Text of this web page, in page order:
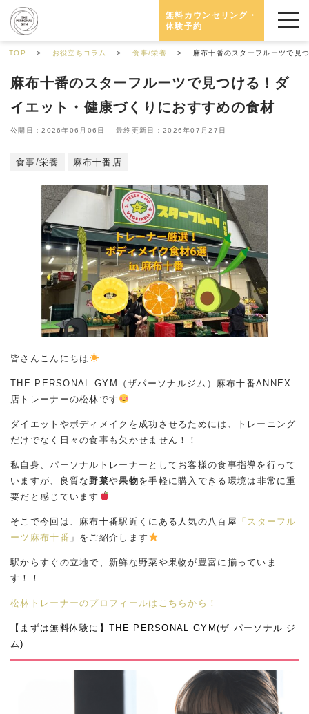
無料カウンセリング・
体験予約
TOP お役立ちコラム 食事/栄養 麻布十番のスターフルーツで見
麻布十番のスターフルーツで見つける！ダ
イエット・健康づくりにおすすめの食材
公開日：2026年06月06日 最終更新日：2026年07月27日
食事/栄養 麻布十番店
皆さんこんにちは
THE PERSONAL GYM（ザパーソナルジム）麻布十番ANNEX
店トレーナーの松林です
ダイエットやボディメイクを成功させるためには、トレーニング
だけでなく日々の食事も欠かせません！！
私自身、パーソナルトレーナーとしてお客様の食事指導を行って
いますが、良質な 野菜や果物を手軽に購入できる環境は非常に重
要だと感じています
そこで今回は、麻布十番駅近くにある人気の八百屋 「スターフル
ーツ麻布十番 」をご紹介します
駅からすぐの立地で、新鮮な野菜や果物が豊富に揃っていま
す！！
松林トレーナーのプロフィールはこちらから！
【まずは無料体験に】THE PERSONAL GYM(ザ パーソナル ジ
ム)